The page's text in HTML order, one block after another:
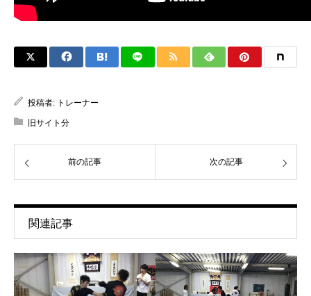
投稿者: トレーナー
旧サイト分
前の記事 次の記事
関連記事